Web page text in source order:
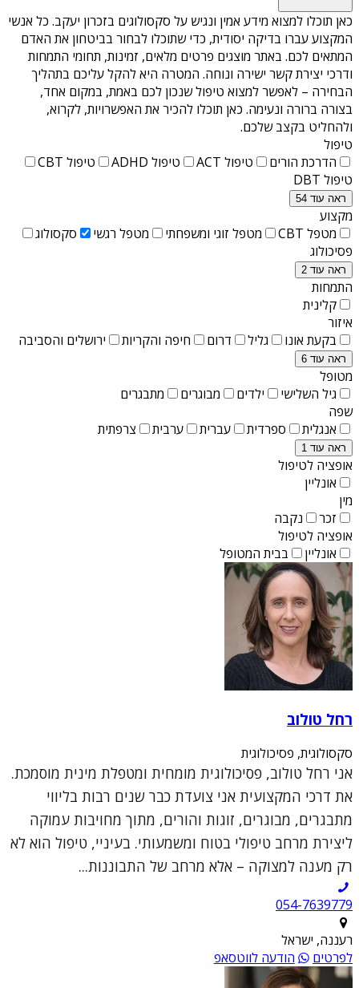
כאן תוכלו למצוא מידע אמין ונגיש על סקסולוגים בזכרון יעקב. כל אנשי
המקצוע עברו בדיקה יסודית, כדי שתוכלו לבחור בביטחון את האדם
המתאים לכם. באתר מוצגים פרטים מלאים, זמינות, תחומי התמחות
ודרכי יצירת קשר ישירה ונוחה. המטרה היא להקל עליכם בתהליך
הבחירה – לאפשר למצוא טיפול שנכון לכם באמת, במקום אחד,
בצורה ברורה ונעימה. כאן תוכלו להכיר את האפשרויות, לקרוא,
ולהחליט בקצב שלכם.
טיפול
הדרכת הורים
טיפול ACT טיפול ADHD
טיפול CBT
טיפול DBT
ראה עוד 54
מקצוע
מטפל CBT
מטפל זוגי ומשפחתי מטפל רגשי
סקסולוג
פסיכולוג
ראה עוד 2
התמחות
קלינית
איזור
בקעת אונו
גליל דרום חיפה והקריות ירושלים והסביבה
ראה עוד 6
מטופל
גיל השלישי
ילדים מבוגרים
מתבגרים
שפה
אנגלית
ספרדית עברית ערבית צרפתית
ראה עוד 1
אופציה לטיפול
אונליין
מין
זכר
נקבה
אופציה לטיפול
אונליין
בבית המטופל
רחל טולוב
סקסולוגית, פסיכולוגית
אני רחל טולוב, פסיכולוגית מומחית ומטפלת מינית מוסמכת.
את דרכי המקצועית אני צועדת כבר שנים רבות בליווי
מתבגרים, מבוגרים, זוגות והורים, מתוך מחויבות עמוקה
ליצירת מרחב טיפולי בטוח ומשמעותי. בעיניי, טיפול הוא לא
רק מענה למצוקה – אלא מרחב של התבוננות...
054-7639779
רעננה, ישראל
לפרטים
הודעה לווטסאפ